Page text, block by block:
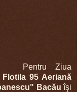
Pentru Ziua
Flotila 95 Aeriană
Bacău îşi